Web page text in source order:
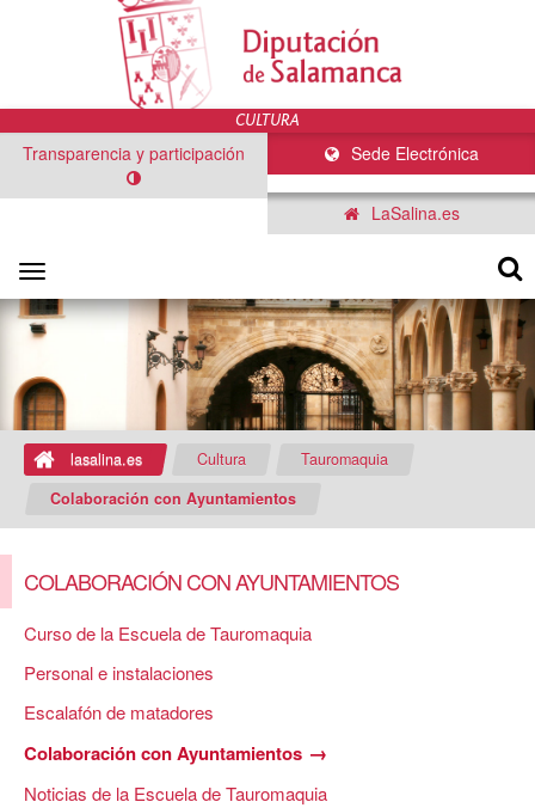
Sede Electrónica
Transparencia y participación
LaSalina.es
Toggle
navigation
lasalina.es Cultura
Tauromaquia
Colaboración con Ayuntamientos
COLABORACIÓN CON AYUNTAMIENTOS
Curso de la Escuela de Tauromaquia
Personal e instalaciones
Escalafón de matadores
Colaboración con Ayuntamientos
Noticias de la Escuela de Tauromaquia